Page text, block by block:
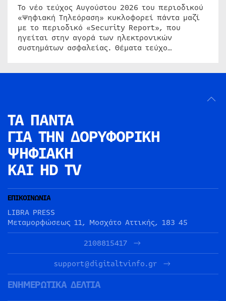
Το νέο τεύχος Αυγούστου 2026 του περιοδικού
«Ψηφιακή Τηλεόραση» κυκλοφορεί πάντα μαζί
με το περιοδικό «Security Report», που
ηγείται στην αγορά των ηλεκτρονικών
συστημάτων ασφαλείας. Θέματα τεύχο…
ΤΑ ΠΑΝΤΑ
ΓΙΑ ΤΗΝ ΔΟΡΥΦΟΡΙΚΗ
ΨΗΦΙΑΚΗ
ΚΑΙ HD TV
ΕΠΙΚΟΙΝΩΝΙΑ
LIBRA PRESS
Μεταμορφώσεως 11, Μοσχάτο Αττικής, 183 45
2108815417
support@digitaltvinfo.gr
ΕΝΗΜΕΡΩΤΙΚΑ ΔΕΛΤΙΑ